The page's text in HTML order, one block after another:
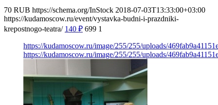
70 RUB https://schema.org/InStock 2018-07-03T13:33:00+03:00
https://kudamoscow.ru/event/vystavka-budni-i-prazdniki-
krepostnogo-teatra/ 140 ₽ 699 1
https://kudamoscow.ru/image/255/255/uploads/
https://kudamoscow.ru/image/255/255/uploads/